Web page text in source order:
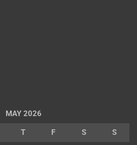
MAY 2026
T F S S